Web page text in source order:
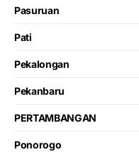
Pasuruan
Pati
Pekalongan
Pekanbaru
PERTAMBANGAN
Ponorogo